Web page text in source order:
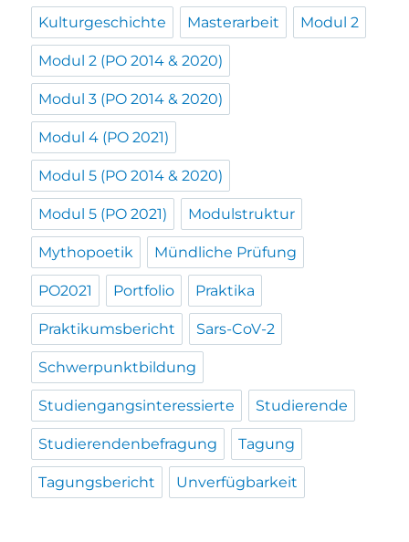
Kulturgeschichte Masterarbeit Modul 2
Modul 2 (PO 2014 & 2020)
Modul 3 (PO 2014 & 2020)
Modul 4 (PO 2021)
Modul 5 (PO 2014 & 2020)
Modul 5 (PO 2021) Modulstruktur
Mythopoetik Mündliche Prüfung
PO2021 Portfolio Praktika
Praktikumsbericht Sars-CoV-2
Schwerpunktbildung
Studiengangsinteressierte Studierende
Studierendenbefragung Tagung
Tagungsbericht Unverfügbarkeit